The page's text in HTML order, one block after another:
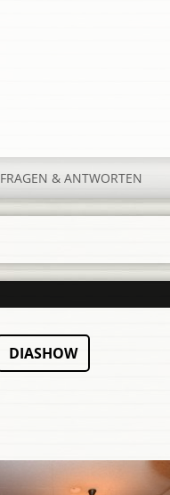
FRAGEN & ANTWORTEN
DIASHOW